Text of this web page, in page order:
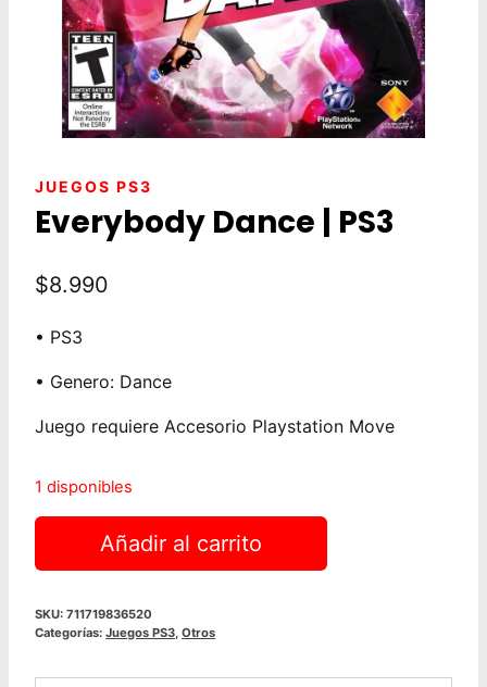
JUEGOS PS3
Everybody Dance | PS3
$8.990
• PS3
• Genero: Dance
Juego requiere Accesorio Playstation Move
1 disponibles
Everybody
PS3
cantidad
Añadir al carrito
SKU: 711719836520
Categorías: Juegos PS3 Otros